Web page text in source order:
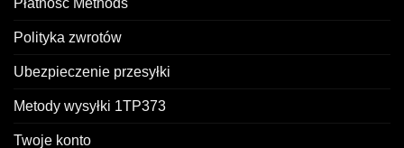
Płatność Methods
Polityka zwrotów
Ubezpieczenie przesyłki
Metody wysyłki 1TP373
Twoje konto